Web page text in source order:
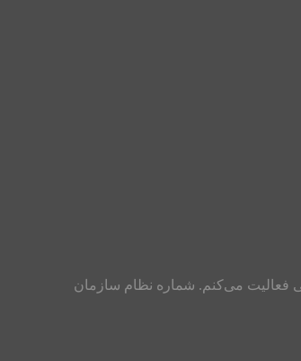
در زمینه مشاور تحصیلی و استعدادیابی شغلی فعالیت می‌کنم. شماره نظام سازمان